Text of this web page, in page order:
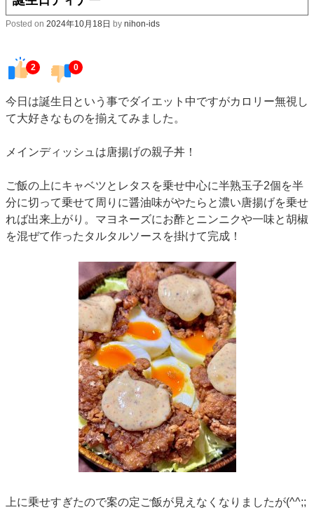
Posted on 2024年10月18日 by nihon-ids
2 0
今日は誕生日という事でダイエット中ですがカロリー無視し
て大好きなものを揃えてみました。
メインディッシュは唐揚げの親子丼！
ご飯の上にキャベツとレタスを乗せ中心に半熟玉子2個を半
分に切って乗せて周りに醤油味がやたらと濃い唐揚げを乗せ
れば出来上がり。マヨネーズにお酢とニンニクや一味と胡椒
を混ぜて作ったタルタルソースを掛けて完成！
上に乗せすぎたので案の定ご飯が見えなくなりましたが(^^;;